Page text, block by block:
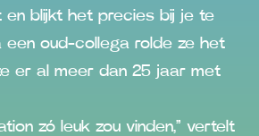
blijkt het precies bij je te
een oud-collega rolde ze het
er al meer dan 25 jaar met
zó leuk zou vinden,” vertelt